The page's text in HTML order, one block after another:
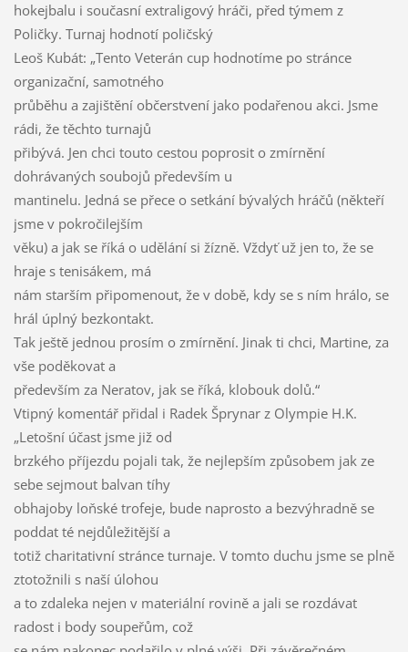
hokejbalu i současní extraligový hráči, před týmem z
Poličky. Turnaj hodnotí poličský
Leoš Kubát: „Tento Veterán cup hodnotíme po stránce
organizační, samotného
průběhu a zajištění občerstvení jako podařenou akci. Jsme
rádi, že těchto turnajů
přibývá. Jen chci touto cestou poprosit o zmírnění
dohrávaných soubojů především u
mantinelu. Jedná se přece o setkání bývalých hráčů (někteří
jsme v pokročilejším
věku) a jak se říká o udělání si žízně. Vždyť už jen to, že se
hraje s tenisákem, má
nám starším připomenout, že v době, kdy se s ním hrálo, se
hrál úplný bezkontakt.
Tak ještě jednou prosím o zmírnění. Jinak ti chci, Martine, za
vše poděkovat a
především za Neratov, jak se říká, klobouk dolů.“
Vtipný komentář přidal i Radek Šprynar z Olympie H.K.
„Letošní účast jsme již od
brzkého příjezdu pojali tak, že nejlepším způsobem jak ze
sebe sejmout balvan tíhy
obhajoby loňské trofeje, bude naprosto a bezvýhradně se
poddat té nejdůležitější a
totiž charitativní stránce turnaje. V tomto duchu jsme se plně
ztotožnili s naší úlohou
a to zdaleka nejen v materiální rovině a jali se rozdávat
radost i body soupeřům, což